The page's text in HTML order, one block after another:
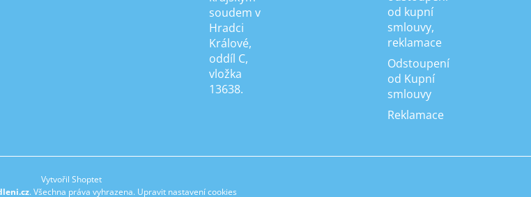
soudem v
Hradci
Králové,
oddíl C,
vložka
13638.
od kupní
smlouvy,
reklamace
Odstoupení
od Kupní
smlouvy
Reklamace
Vytvořil Shoptet
. Všechna práva vyhrazena. Upravit nastavení cookies